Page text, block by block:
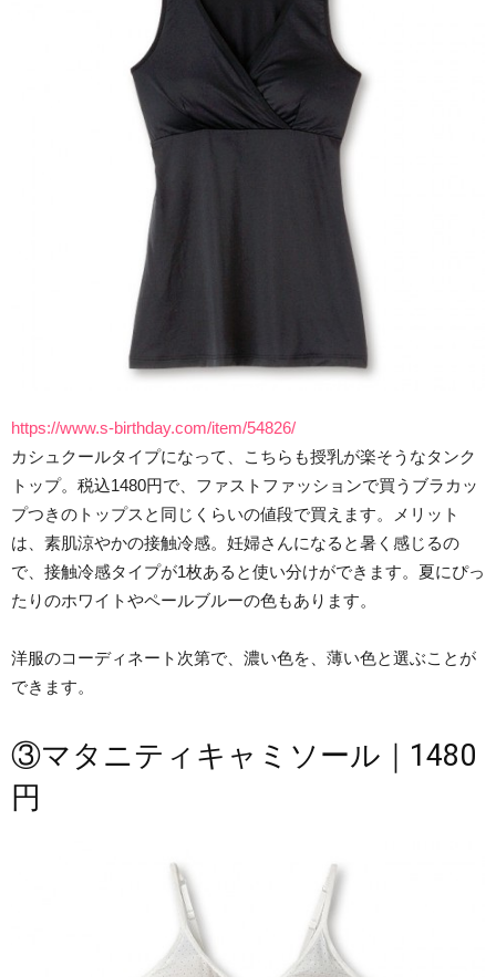
https://www.s-birthday.com/item/54826/
カシュクールタイプになって、こちらも授乳が楽そうなタンク
トップ。税込1480円で、ファストファッションで買うブラカッ
プつきのトップスと同じくらいの値段で買えます。メリット
は、素肌涼やかの接触冷感。妊婦さんになると暑く感じるの
で、接触冷感タイプが1枚あると使い分けができます。夏にぴっ
たりのホワイトやペールブルーの色もあります。
洋服のコーディネート次第で、濃い色を、薄い色と選ぶことが
できます。
③マタニティキャミソール｜1480
円